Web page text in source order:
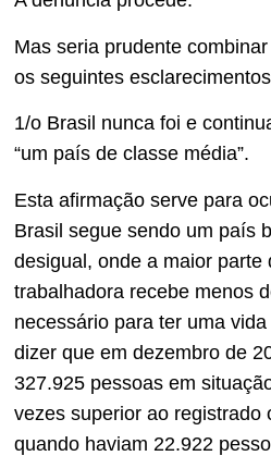
Mas seria prudente
os seguintes
1/o Brasil nunca foi e
“um país de classe média”.
Esta afirmação serve para
Brasil segue sendo um país
desigual, onde a maior parte
trabalhadora recebe menos
necessário para ter uma
dizer que em dezembro de
327.925 pessoas em
vezes superior ao registrado
quando haviam 22.922